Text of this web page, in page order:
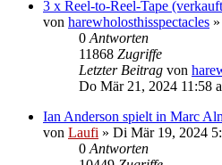
3 x Reel-to-Reel-Tape
von harewholosthisspectacles »
0 Antworten
11868 Zugriffe
Letzter Beitrag von
Do Mär 21, 2024 11:58
Ian Anderson spielt in Marc
von Laufi » Di Mär 19, 2024
0 Antworten